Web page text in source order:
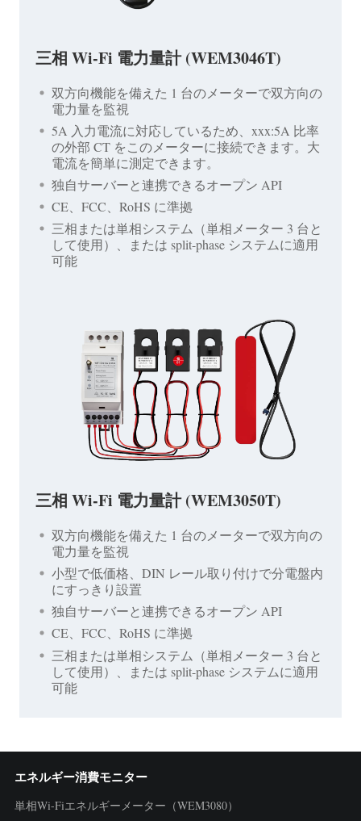
三相 Wi-Fi 電力量計 (WEM3046T)
双方向機能を備えた 1 台のメーターで双方向の
電力量を監視
5A 入力電流に対応しているため、xxx:5A 比率
の外部 CT をこのメーターに接続できます。大
電流を簡単に測定できます。
独自サーバーと連携できるオープン API
CE、FCC、RoHS に準拠
三相または単相システム（単相メーター 3 台と
して使用）、または split-phase システムに適用
可能
三相 Wi-Fi 電力量計 (WEM3050T)
双方向機能を備えた 1 台のメーターで双方向の
電力量を監視
小型で低価格、DIN レール取り付けで分電盤内
にすっきり設置
独自サーバーと連携できるオープン API
CE、FCC、RoHS に準拠
三相または単相システム（単相メーター 3 台と
して使用）、または split-phase システムに適用
可能
エネルギー消費モニター
単相Wi-Fiエネルギーメーター（WEM3080）